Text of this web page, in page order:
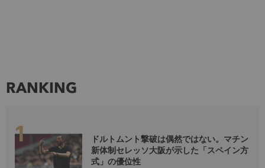
RANKING
ドルトムント撃破は偶然ではない。マチン
新体制セレッソ大阪が示した「スペイン方
式」の優位性